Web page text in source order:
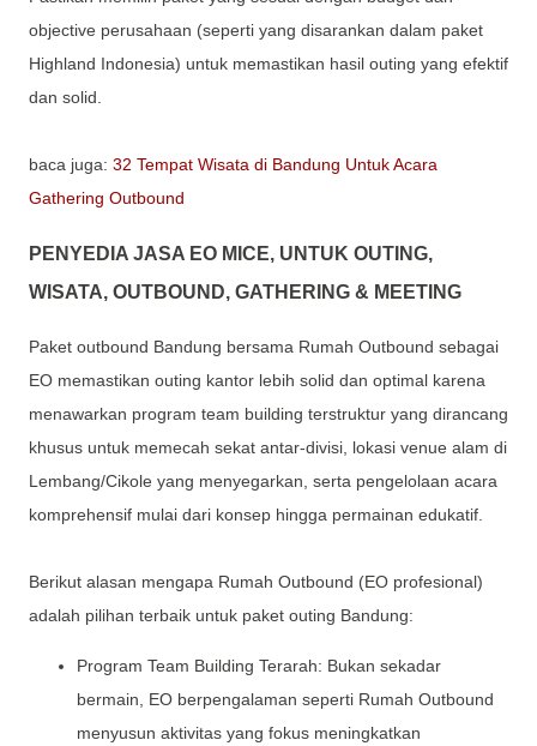
objective perusahaan (seperti yang disarankan dalam paket
Highland Indonesia) untuk memastikan hasil outing yang efektif
dan solid.
baca juga: 32 Tempat Wisata di Bandung Untuk Acara
Gathering Outbound
PENYEDIA JASA EO MICE, UNTUK OUTING,
WISATA, OUTBOUND, GATHERING & MEETING
Paket outbound Bandung bersama Rumah Outbound sebagai
EO memastikan outing kantor lebih solid dan optimal karena
menawarkan program team building terstruktur yang dirancang
khusus untuk memecah sekat antar-divisi, lokasi venue alam di
Lembang/Cikole yang menyegarkan, serta pengelolaan acara
komprehensif mulai dari konsep hingga permainan edukatif.
Berikut alasan mengapa Rumah Outbound (EO profesional)
adalah pilihan terbaik untuk paket outing Bandung:
Program Team Building Terarah: Bukan sekadar
bermain, EO berpengalaman seperti Rumah Outbound
menyusun aktivitas yang fokus meningkatkan